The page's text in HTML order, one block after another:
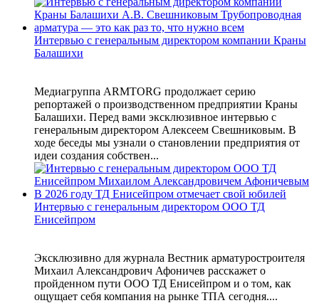
Интервью с генеральным директором компании Краны
Балашихи
Медиагруппа ARMTORG продолжает серию
репортажей о производственном предприятии Краны
Балашихи. Перед вами эксклюзивное интервью с
генеральным директором Алексеем Свешниковым. В
ходе беседы мы узнали о становлении предприятия от
идеи создания собствен...
Интервью с генеральным директором ООО ТД
Енисейпром
Эксклюзивно для журнала Вестник арматуростроителя
Михаил Александрович Афоничев расскажет о
пройденном пути ООО ТД Енисейпром и о том, как
ощущает себя компания на рынке ТПА сегодня....